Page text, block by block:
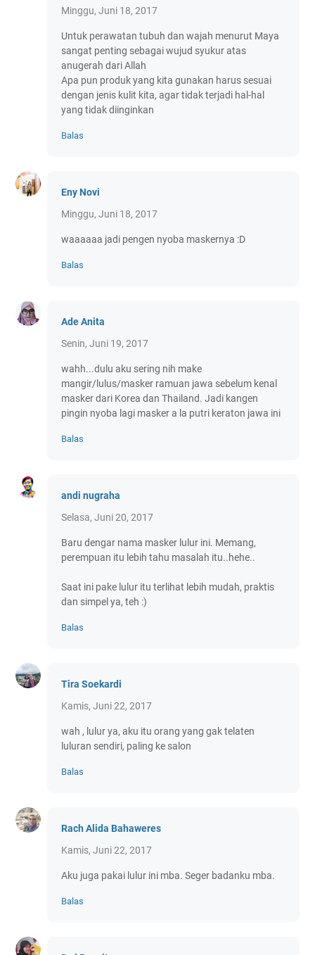
Minggu, Juni 18, 2017
Untuk perawatan tubuh dan wajah menurut Maya
sangat penting sebagai wujud syukur atas
anugerah dari Allah
Apa pun produk yang kita gunakan harus sesuai
dengan jenis kulit kita, agar tidak terjadi hal-hal
yang tidak diinginkan
Balas
Eny Novi
Minggu, Juni 18, 2017
waaaaaa jadi pengen nyoba maskernya :D
Balas
Ade Anita
Senin, Juni 19, 2017
wahh...dulu aku sering nih make
mangir/lulus/masker ramuan jawa sebelum kenal
masker dari Korea dan Thailand. Jadi kangen
pingin nyoba lagi masker a la putri keraton jawa ini
Balas
andi nugraha
Selasa, Juni 20, 2017
Baru dengar nama masker lulur ini. Memang,
perempuan itu lebih tahu masalah itu..hehe..
Saat ini pake lulur itu terlihat lebih mudah, praktis
dan simpel ya, teh :)
Balas
Tira Soekardi
Kamis, Juni 22, 2017
wah , lulur ya, aku itu orang yang gak telaten
luluran sendiri, paling ke salon
Balas
Rach Alida Bahaweres
Kamis, Juni 22, 2017
Aku juga pakai lulur ini mba. Seger badanku mba.
Balas